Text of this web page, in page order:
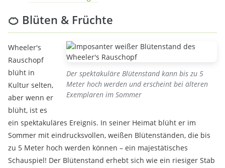
🍊 Blüten & Früchte
Der spektakuläre Blütenstand kann bis zu 5
Meter hoch werden und erscheint bei älteren
Exemplaren im Sommer
Wheeler's
Rauschopf
blüht in
Kultur selten,
aber wenn er
blüht, ist es
ein spektakuläres Ereignis. In seiner Heimat blüht er im
Sommer mit eindrucksvollen, weißen Blütenständen, die bis
zu 5 Meter hoch werden können – ein majestätisches
Schauspiel! Der Blütenstand erhebt sich wie ein riesiger Stab